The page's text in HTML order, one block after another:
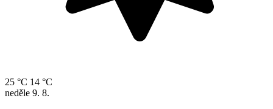
25 °C 14 °C
neděle 9. 8.